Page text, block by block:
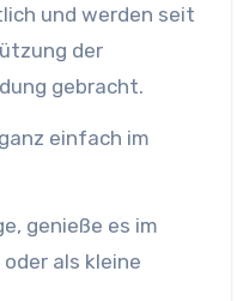
und werden seit
der
gebracht.
einfach im
genieße es im
als kleine